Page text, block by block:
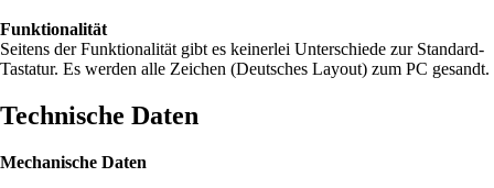
Funktionalität
Seitens der Funktionalität gibt es keinerlei Unterschiede zur Standard-
Tastatur. Es werden alle Zeichen (Deutsches Layout) zum PC gesandt.
Technische Daten
Mechanische Daten